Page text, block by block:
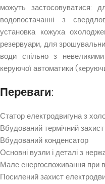
можуть застосовуватися:
водопостачанні з
установка кожуха
резервуари, для
води спільно з
керуючої автоматики
Переваги:
Статор електродвигуна з
Вбудований термічний захист
Вбудований конденсатор
Основні вузли і деталі з
Мале енергоспоживання при
Посилений захист